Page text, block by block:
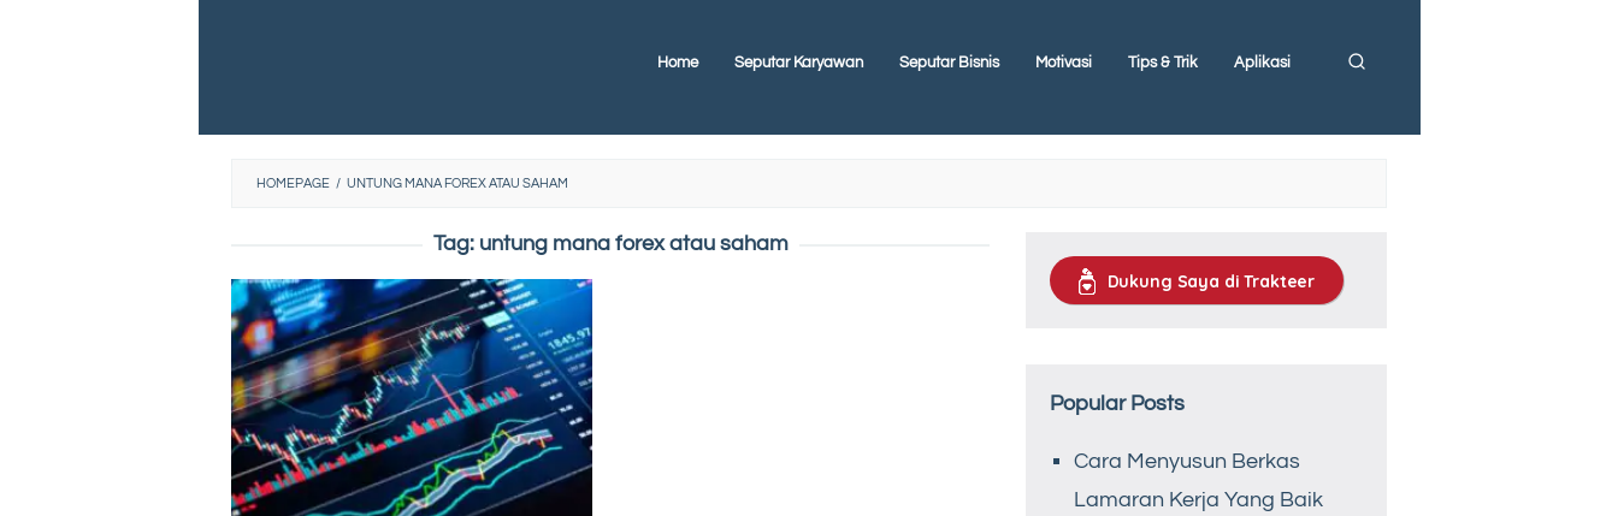
Home Seputar Karyawan Seputar Bisnis Motivasi Tips & Trik Aplikasi
HOMEPAGE / UNTUNG MANA FOREX ATAU SAHAM
Tag: untung mana forex atau saham
Dukung Saya di Trakteer
Popular Posts
Cara Menyusun Berkas
Lamaran Kerja Yang Baik